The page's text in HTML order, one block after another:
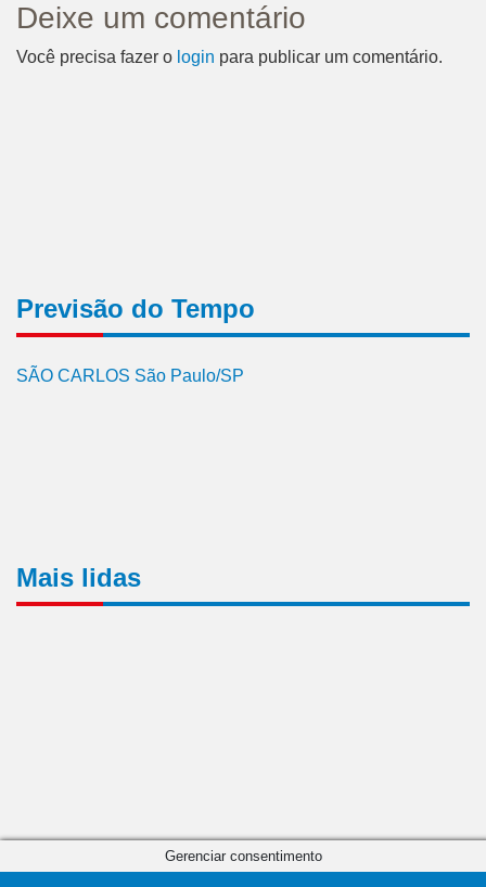
Deixe um comentário
Você precisa fazer o login para publicar um comentário.
Previsão do Tempo
SÃO CARLOS São Paulo/SP
Mais lidas
Gerenciar consentimento